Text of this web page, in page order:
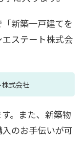
新築一戸建てを
ステート株式会
式会社
。また、新築物
のお手伝いが可